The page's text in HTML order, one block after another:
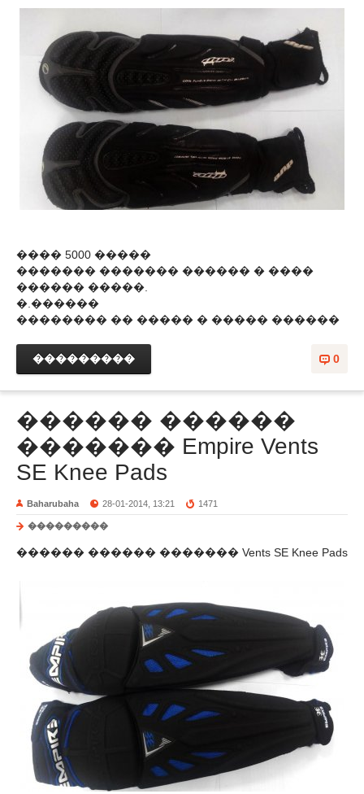
���� 5000 �����
������� ������� ������ � ����
������ �����.
�.������
�������� �� ����� � ����� ������
0
���������
������ ������
������� Empire Vents
SE Knee Pads
Baharubaha 28-01-2014, 13:21 1471
���������
������ ������ ������� Vents SE Knee Pads